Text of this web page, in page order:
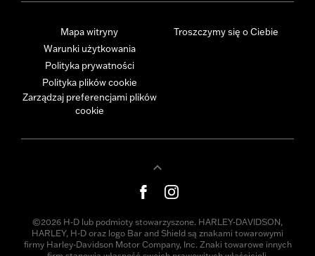
Mapa witryny
Warunki użytkowania
Polityka prywatności
Polityka plików cookie
Zarządzaj preferencjami plików
cookie
Troszczymy się o Ciebie
©2026 H-D lub podmioty stowarzyszone. HARLEY-DAVIDSON,
HARLEY, H-D oraz logo Bar and Shield są znakami towarowymi
firmy Harley-Davidson Motor Company, Inc. Znaki towarowe innych